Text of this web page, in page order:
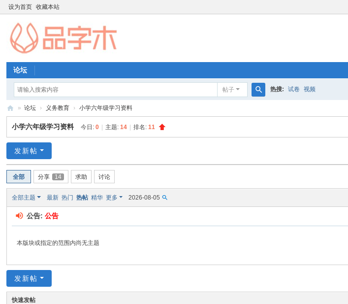
设为首页 收藏本站
论坛
帖子
索
热搜: 试卷 视频
字
教
育
资
源
» 论坛 › 义务教育 › 小学六年级学习资料
小学六年级学习资料 今日:0 主题:14 排名:11
发新帖
全部 分享 14 求助 讨论
全部主题 最新 热门 热帖 精华 更多 2026-08-05
公告:公告
本版块或指定的范围内尚无主题
发新帖
快速发帖